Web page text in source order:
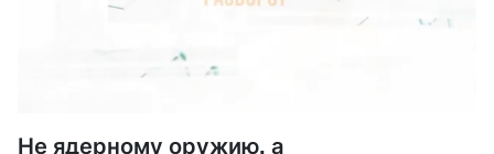
Не ядерному оружию, а